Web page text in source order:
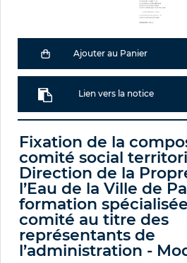
Ajouter au Panier
Lien vers la notice
Fixation de la
comité social
Direction de la
l’Eau de la Ville de
formation
comité au titre des
représentants de
l’administration -